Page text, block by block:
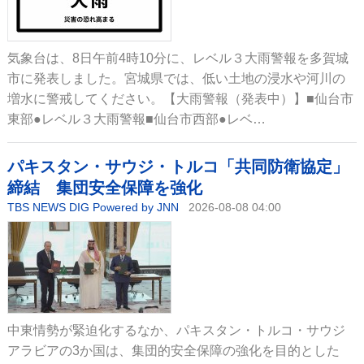
気象台は、8日午前4時10分に、レベル３大雨警報を多賀城
市に発表しました。宮城県では、低い土地の浸水や河川の
増水に警戒してください。【大雨警報（発表中）】■仙台市
東部●レベル３大雨警報■仙台市西部●レベ…
パキスタン・サウジ・トルコ「共同防衛協定」
締結 集団安全保障を強化
TBS NEWS DIG Powered by JNN 2026-08-08 04:00
中東情勢が緊迫化するなか、パキスタン・トルコ・サウジ
アラビアの3か国は、集団的安全保障の強化を目的とした